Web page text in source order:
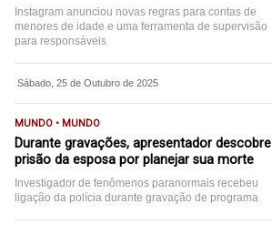
Instagram anunciou novas regras para contas de
menores de idade e uma ferramenta de supervisão
para responsáveis
Sábado, 25 de Outubro de 2025
MUNDO • MUNDO
Durante gravações, apresentador descobre
prisão da esposa por planejar sua morte
Investigador de fenômenos paranormais recebeu
ligação da polícia durante gravação de programa